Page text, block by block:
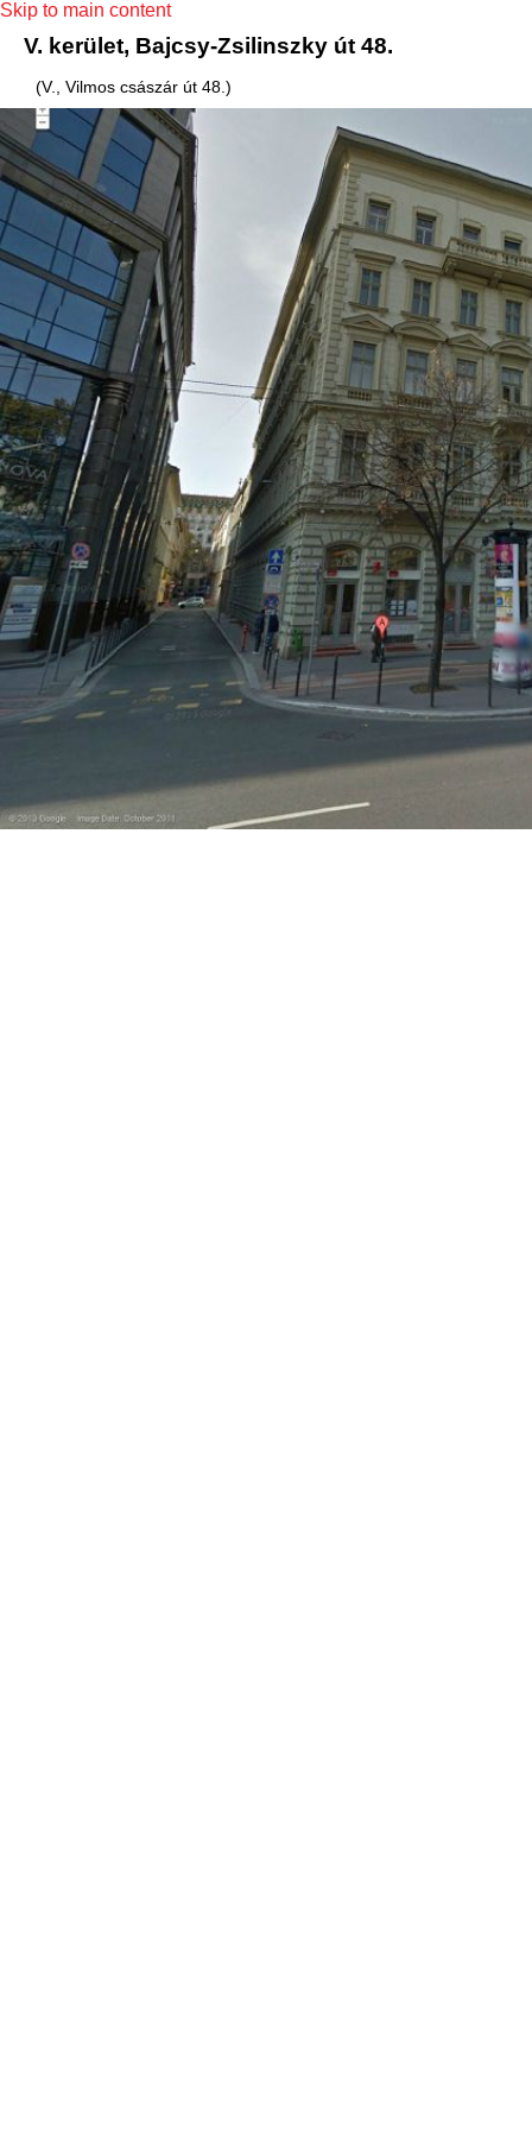
Skip to main content
V. kerület, Bajcsy-Zsilinszky út 48.
(V., Vilmos császár út 48.)